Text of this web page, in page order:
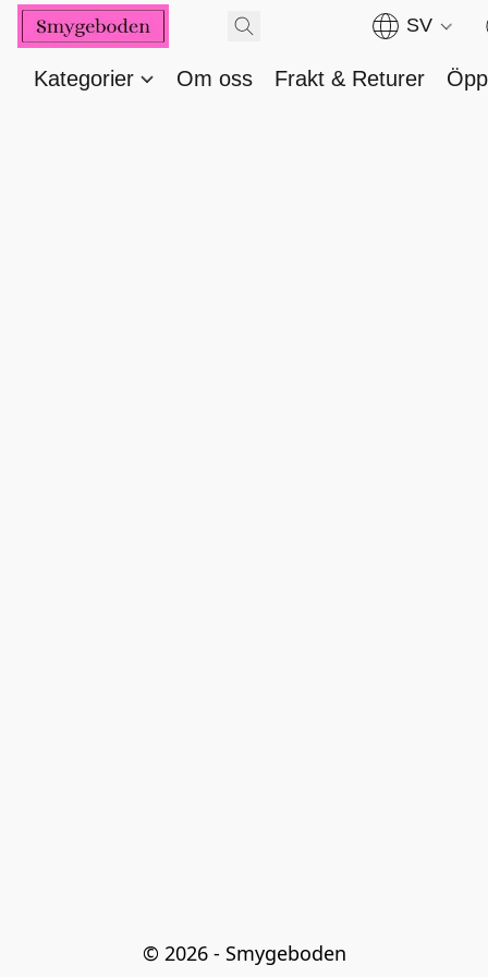
SV
Kategorier Om oss Frakt & Returer
© 2026 - Smygeboden